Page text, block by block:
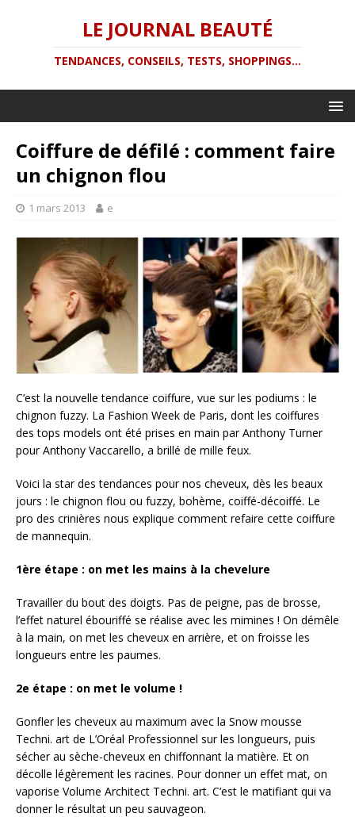
LE JOURNAL BEAUTÉ
TENDANCES, CONSEILS, TESTS, SHOPPINGS...
Coiffure de défilé : comment faire
un chignon flou
1 mars 2013 e
C’est la nouvelle tendance coiffure, vue sur les podiums : le
chignon fuzzy. La Fashion Week de Paris, dont les coiffures
des tops models ont été prises en main par Anthony Turner
pour Anthony Vaccarello, a brillé de mille feux.
Voici la star des tendances pour nos cheveux, dès les beaux
jours : le chignon flou ou fuzzy, bohème, coiffé-décoiffé. Le
pro des crinières nous explique comment refaire cette coiffure
de mannequin.
1ère étape : on met les mains à la chevelure
Travailler du bout des doigts. Pas de peigne, pas de brosse,
l’effet naturel ébouriffé se réalise avec les mimines ! On démêle
à la main, on met les cheveux en arrière, et on froisse les
longueurs entre les paumes.
2e étape : on met le volume !
Gonfler les cheveux au maximum avec la Snow mousse
Techni. art de L’Oréal Professionnel sur les longueurs, puis
sécher au sèche-cheveux en chiffonnant la matière. Et on
décolle légèrement les racines. Pour donner un effet mat, on
vaporise Volume Architect Techni. art. C’est le matifiant qui va
donner le résultat un peu sauvageon.